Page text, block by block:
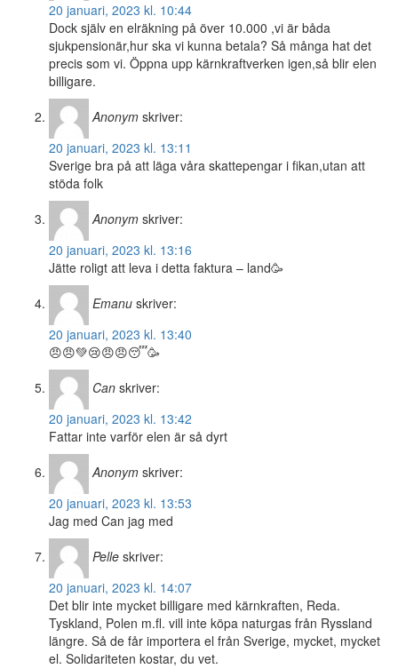
20 januari, 2023 kl. 10:44
Dock själv en elräkning på över 10.000 ,vi är båda
sjukpensionär,hur ska vi kunna betala? Så många hat det
precis som vi. Öppna upp kärnkraftverken igen,så blir elen
billigare.
Anonym skriver:
20 januari, 2023 kl. 13:11
Sverige bra på att läga våra skattepengar i fikan,utan att
stöda folk
Anonym skriver:
20 januari, 2023 kl. 13:16
Jätte roligt att leva i detta faktura – land🥳
Emanu skriver:
20 januari, 2023 kl. 13:40
😠😠💚😢😠😠😴🥳
Can skriver:
20 januari, 2023 kl. 13:42
Fattar inte varför elen är så dyrt
Anonym skriver:
20 januari, 2023 kl. 13:53
Jag med Can jag med
Pelle skriver:
20 januari, 2023 kl. 14:07
Det blir inte mycket billigare med kärnkraften, Reda.
Tyskland, Polen m.fl. vill inte köpa naturgas från Ryssland
längre. Så de får importera el från Sverige, mycket, mycket
el. Solidariteten kostar, du vet.